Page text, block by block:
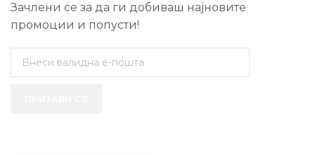
Зачлени се за да ги добиваш најновите
промоции и попусти!